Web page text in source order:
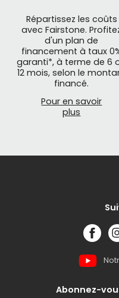
Répartissez les coûts
avec Fairstone.
d'un plan de
financement à taux
garanti*, à terme de 6
12 mois, selon le
financé.
Pour en savoir
plus
Abonnez-